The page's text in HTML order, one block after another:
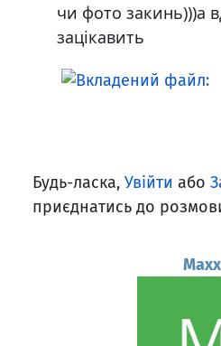
чи фото закинь)))а
зацікавить
Будь-ласка, Увійти або
приєднатись до
Maxx